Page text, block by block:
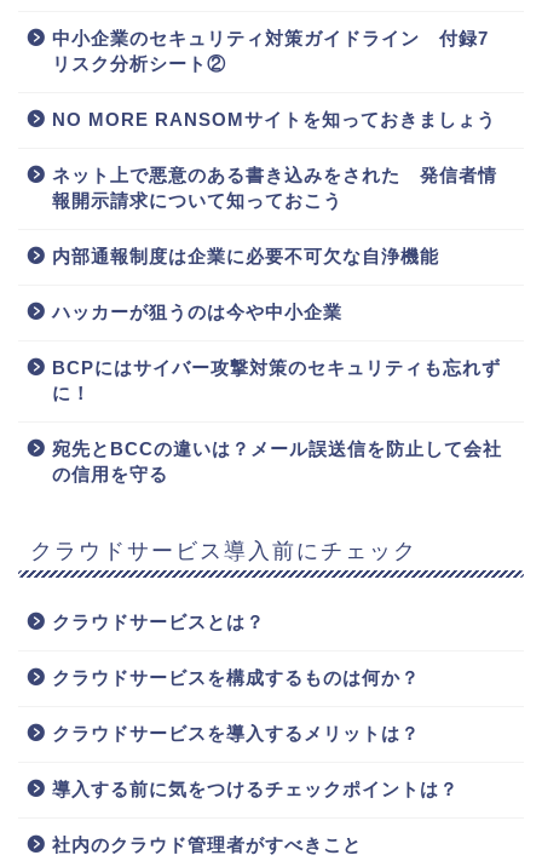
中小企業のセキュリティ対策ガイドライン 付録7
リスク分析シート②
NO MORE RANSOMサイトを知っておきましょう
ネット上で悪意のある書き込みをされた 発信者情
報開示請求について知っておこう
内部通報制度は企業に必要不可欠な自浄機能
ハッカーが狙うのは今や中小企業
BCPにはサイバー攻撃対策のセキュリティも忘れず
に！
宛先とBCCの違いは？メール誤送信を防止して会社
の信用を守る
クラウドサービス導入前にチェック
クラウドサービスとは？
クラウドサービスを構成するものは何か？
クラウドサービスを導入するメリットは？
導入する前に気をつけるチェックポイントは？
社内のクラウド管理者がすべきこと